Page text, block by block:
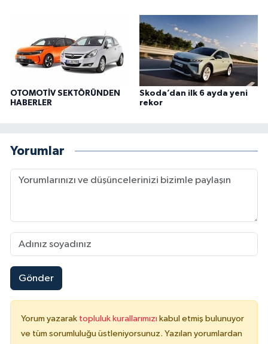
OTOMOTİV SEKTÖRÜNDEN
HABERLER
Skoda’dan ilk 6 ayda yeni
rekor
Yorumlar
Gönder
Yorum yazarak topluluk kurallarımızı kabul etmiş bulunuyor
ve tüm sorumluluğu üstleniyorsunuz. Yazılan yorumlardan